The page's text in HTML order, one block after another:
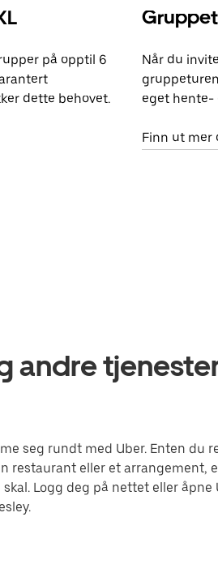
på opptil 6
dette behovet.
Når du
eget hente-
Finn ut mer
andre
seg rundt med Uber. Enten du
restaurant eller et arrangement,
Logg deg på nettet eller